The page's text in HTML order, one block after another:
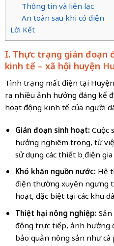
Thông tin và liên lạc
An toàn sau khi có điện
Lời Kết
I. Thực trạng gián đoạn
kinh tế – xã hội huyện
Tình trạng mất điện tại
ra nhiều ảnh hưởng đáng kể
hoạt động kinh tế của người
Gián đoạn sinh hoạt: Cuộc
hưởng nghiêm trọng, từ
sử dụng các thiết bị điện
Khó khăn nguồn nước: Hệ
điện thường xuyên ngưng
hoạt, đặc biệt tại các khu
Thiệt hại nông nghiệp:
động trực tiếp, ảnh hưởng
bảo quản nông sản như cà